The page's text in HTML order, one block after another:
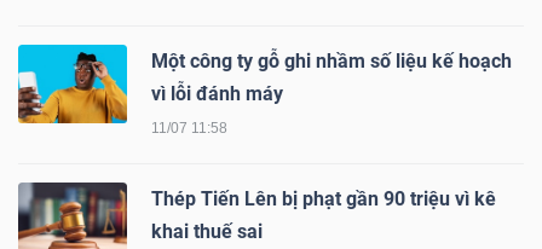
Một công ty gỗ ghi nhầm số liệu kế hoạch
vì lỗi đánh máy
11/07 11:58
Thép Tiến Lên bị phạt gần 90 triệu vì kê
khai thuế sai
cáo
phân
(-)